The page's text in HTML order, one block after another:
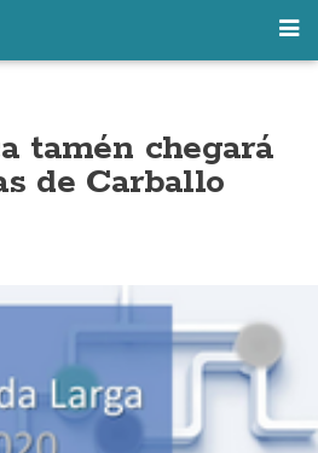
tamén chegará
de Carballo